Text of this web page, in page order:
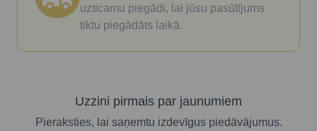
uzticamu piegādi, lai jūsu pasūtījums
tiktu piegādāts laikā.
Uzzini pirmais par jaunumiem
Pieraksties, lai saņemtu izdevīgus piedāvājumus.